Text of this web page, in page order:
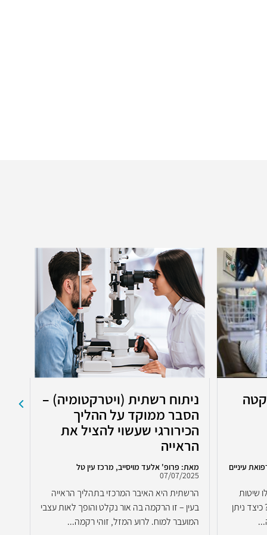
עיניים
שיטות
ניתן
ניתוח רשתית (ויטרקטומיה) –
הסבר ממוקד על ההליך
הכירורגי שעשוי להציל את
הראייה
מאת: פרופ' אלעד מויסייב, מרכז עין טל
07/07/2025
הרשתית היא האיבר המרכזי בתהליך הראייה
בעין – זו הרקמה בה אור נקלט והופך לאות עצבי
המועבר למוח. לרוע המזל, זוהי רקמה...